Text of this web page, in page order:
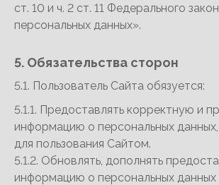
ст. 10 и ч. 2 ст. 11 Федерального
персональных данных».
5. Обязательства сторон
5.1. Пользователь Сайта обязуется:
5.1.1. Предоставлять корректную и
информацию о персональных
для пользования Сайтом.
5.1.2. Обновлять, дополнять
информацию о персональных данных